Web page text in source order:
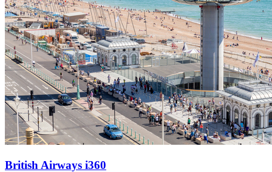
British Airways i360